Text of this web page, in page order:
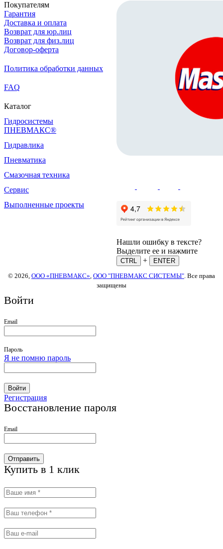
Покупателям
Гарантия
Доставка и оплата
Возврат для юр.лиц
Возврат для физ.лиц
Договор-оферта
Политика обработки данных
FAQ
Каталог
Гидросистемы
ПНЕВМАКС®
Гидравлика
Пневматика
Смазочная техника
Сервис
Выполненные проекты
Нашли ошибку в тексте?
Выделите ее и нажмите
CTRL +
ENTER
© 2026, ООО «ПНЕВМАКС», ООО "ПНЕВМАКС СИСТЕМЫ". Все права
защищены
Войти
Email
Пароль
Я не помню пароль
Войти
Регистрация
Восстановление пароля
Email
Отправить
Купить в 1 клик